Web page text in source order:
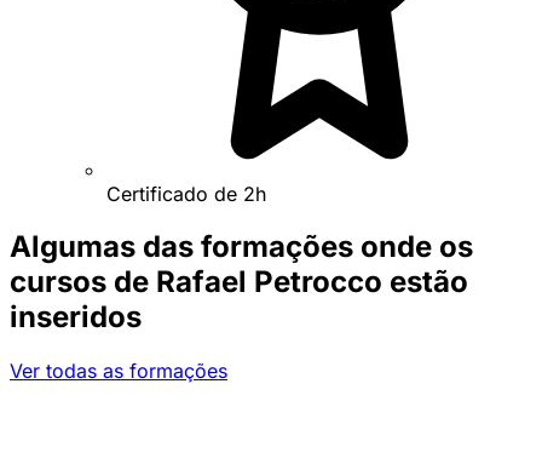
Certificado de 2h
Algumas das formações onde os
cursos de Rafael Petrocco estão
inseridos
Ver todas as formações